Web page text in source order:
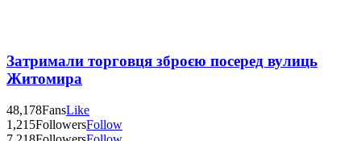
Затримали торговця зброєю посеред вулиць
Житомира
48,178FansLike
1,215FollowersFollow